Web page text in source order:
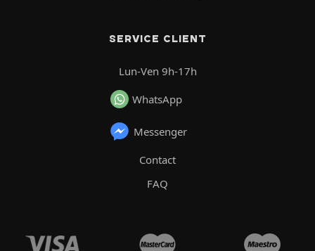
SERVICE CLIENT
Lun-Ven 9h-17h
WhatsApp
Messenger
Contact
FAQ